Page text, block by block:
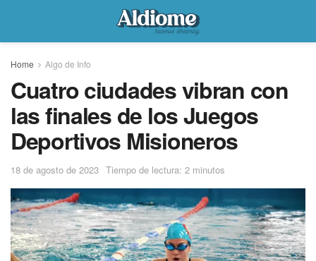
Home Algo de Info
Cuatro ciudades vibran con
las finales de los Juegos
Deportivos Misioneros
18 de agosto de 2023 Tiempo de lectura: 2 minutos